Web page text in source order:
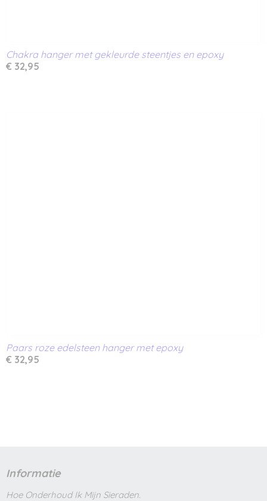
Chakra hanger met gekleurde steentjes en epoxy
€ 32,95
Paars roze edelsteen hanger met epoxy
€ 32,95
Informatie
Hoe Onderhoud Ik Mijn Sieraden.